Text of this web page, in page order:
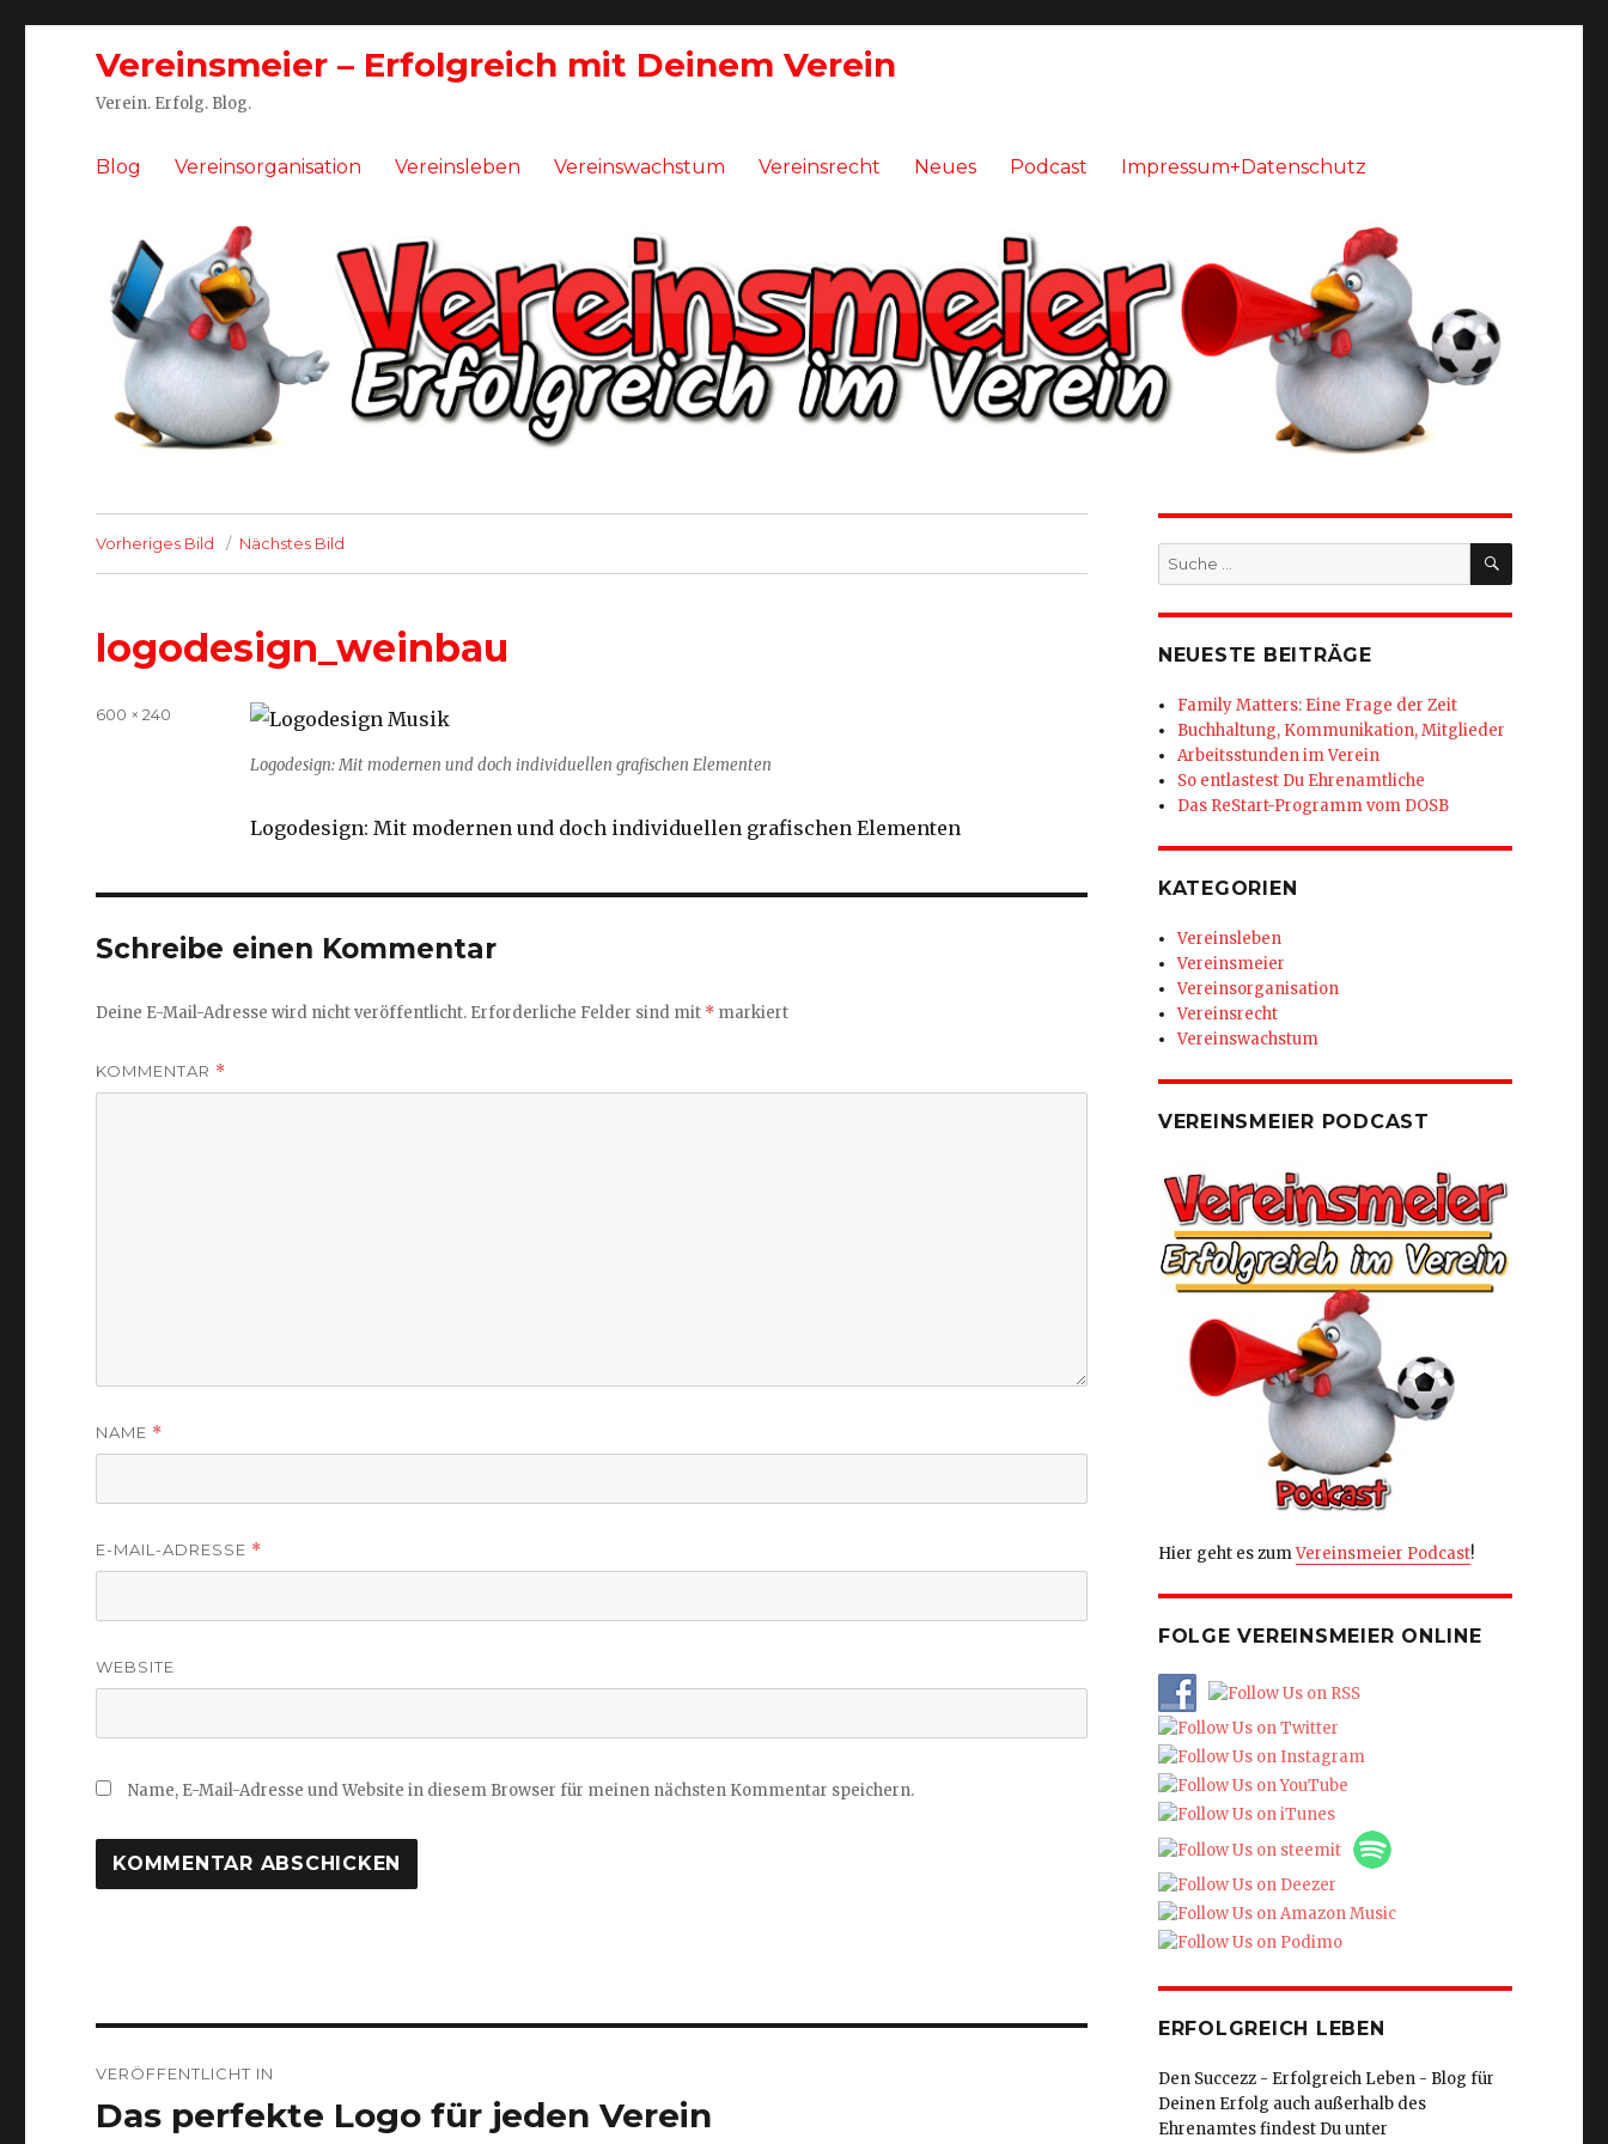
Vereinsmeier – Erfolgreich mit Deinem Verein
Verein. Erfolg. Blog.
Blog Vereinsorganisation Vereinsleben Vereinswachstum Vereinsrecht Neues Podcast Impressum+Datenschutz
Vorheriges Bild Nächstes Bild
logodesign_weinbau
Logodesign: Mit modernen und doch individuellen grafischen Elementen
Logodesign: Mit modernen und doch individuellen grafischen Elementen
Volle
600 × 240
Schreibe einen Kommentar
Deine E-Mail-Adresse wird nicht veröffentlicht. Erforderliche Felder sind mit * markiert
KOMMENTAR *
NAME *
E-MAIL-ADRESSE *
WEBSITE
Name, E-Mail-Adresse und Website in diesem Browser für meinen nächsten Kommentar speichern.
VERÖFFENTLICHT IN
Das perfekte Logo für jeden Verein
Suche
nach:
SUCHEN
NEUESTE BEITRÄGE
Family Matters: Eine Frage der Zeit
Buchhaltung, Kommunikation, Mitglieder
Arbeitsstunden im Verein
So entlastest Du Ehrenamtliche
Das ReStart-Programm vom DOSB
KATEGORIEN
Vereinsleben
Vereinsmeier
Vereinsorganisation
Vereinsrecht
Vereinswachstum
VEREINSMEIER PODCAST
Hier geht es zumVereinsmeier Podcast!
FOLGE VEREINSMEIER ONLINE
ERFOLGREICH LEBEN
Den Succezz - Erfolgreich Leben - Blog für
Deinen Erfolg auch außerhalb des
Ehrenamtes findest Du unter